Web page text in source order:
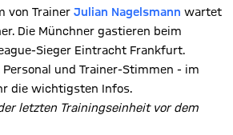
von Trainer Julian Nagelsmann wartet
Die Münchner gastieren beim
Sieger Eintracht Frankfurt.
Personal und Trainer-Stimmen - im
die wichtigsten Infos.
letzten Trainingseinheit vor dem